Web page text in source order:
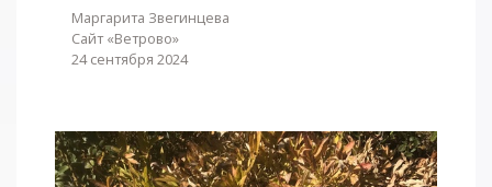
Маргарита Звегинцева
Сайт «Ветрово»
24 сентября 2024